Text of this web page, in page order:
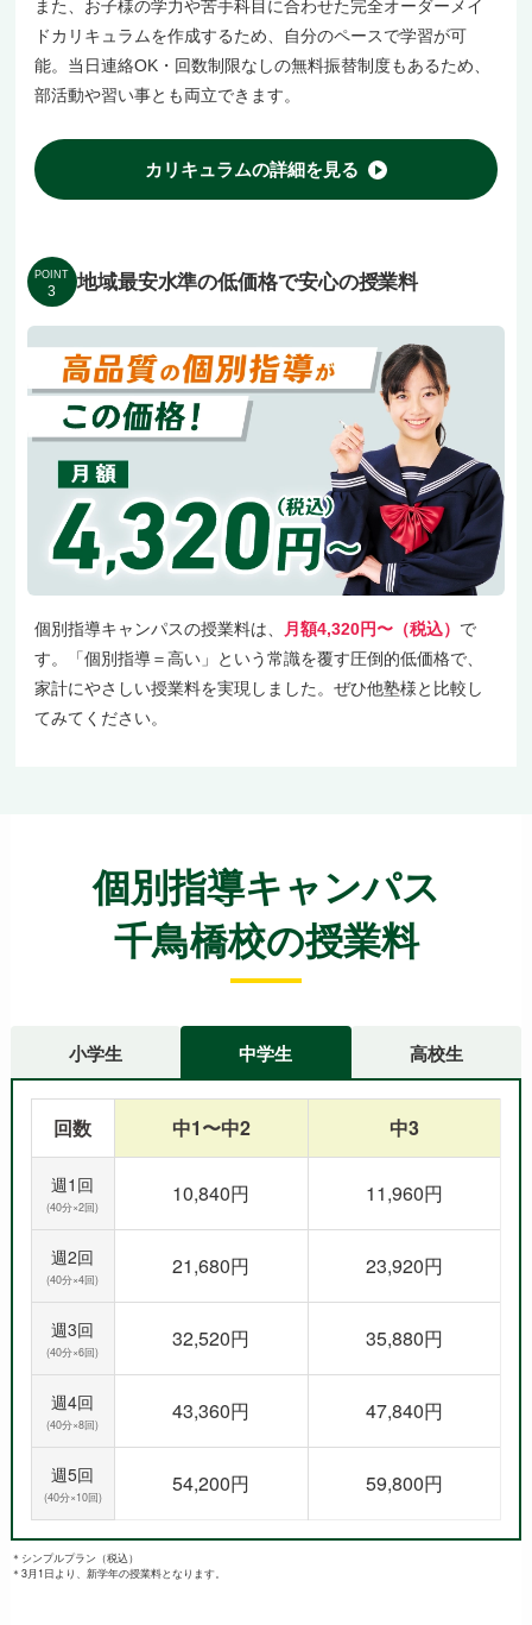
また、お子様の学力や苦手科目に合わせた完全オーダーメイ
ドカリキュラムを作成するため、自分のペースで学習が可
能。当日連絡OK・回数制限なしの無料振替制度もあるため、
部活動や習い事とも両立できます。
カリキュラムの詳細を見る
POINT
3 地域最安水準の低価格で安心の授業料
個別指導キャンパスの授業料は、 月額4,320円〜（税込） で
す。「個別指導＝高い」という常識を覆す圧倒的低価格で、
家計にやさしい授業料を実現しました。ぜひ他塾様と比較し
てみてください。
個別指導キャンパス
千鳥橋校の授業料
小学生 中学生 高校生
回数 中1〜中2 中3
週1回
(40分×2回)
10,840円 11,960円
週2回
(40分×4回)
21,680円 23,920円
週3回
(40分×6回)
32,520円 35,880円
週4回
(40分×8回)
43,360円 47,840円
週5回
(40分×10回)
54,200円 59,800円
＊シンプルプラン（税込）
＊3月1日より、新学年の授業料となります。